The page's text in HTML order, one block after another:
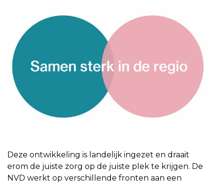
Deze ontwikkeling is landelijk ingezet en draait
erom de juiste zorg op de juiste plek te krijgen. De
NVD werkt op verschillende fronten aan een